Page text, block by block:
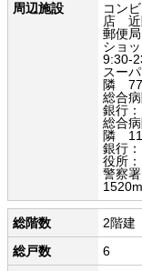
周辺施設
コン
店
郵便
ショ
9:30-
スー
隣
総合
銀行
総合
隣
銀行
役所
警察
1520m
総階数
2階建
総戸数
6